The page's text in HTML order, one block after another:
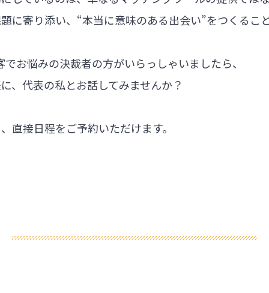
に寄り添い、“本当に意味のある出会い”をつくるこ
お悩みの決裁者の方がいらっしゃいましたら、
、代表の私とお話してみませんか？
直接日程をご予約いただけます。